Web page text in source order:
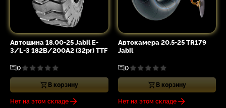
Автошина 18.00-25 Jabil E-
3/L-3 182B/200A2 (32pr) TTF
0
В корзину
Нет на этом складе
Автокамера 20.5-25 TR179
Jabil
0
В корзину
Нет на этом складе